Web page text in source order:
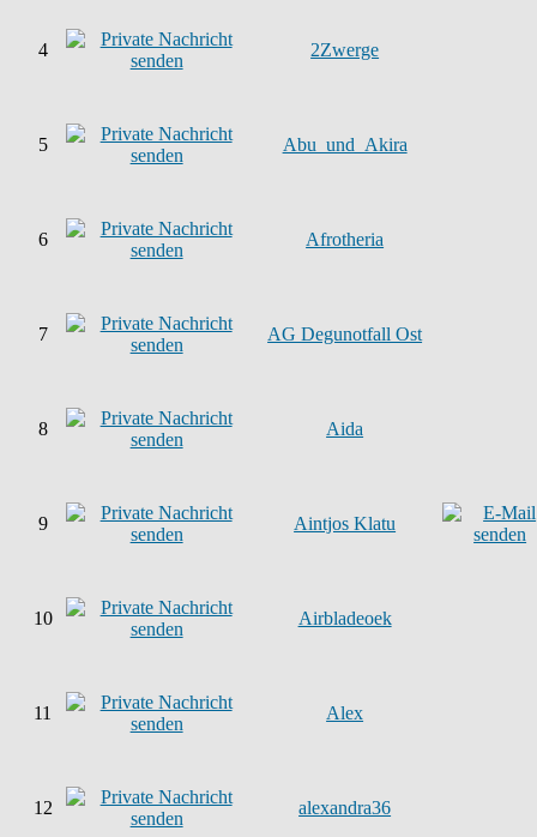
4 2Zwerge
5 Abu_und_Akira
6 Afrotheria
7 AG Degunotfall Ost
8 Aida
9 Aintjos Klatu
10 Airbladeoek
11 Alex
12 alexandra36